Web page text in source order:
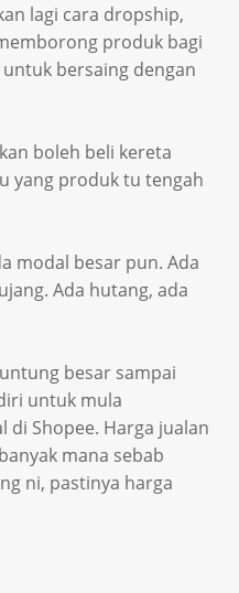
lagi cara dropship,
produk bagi
bersaing dengan
boleh beli kereta
yang produk tu tengah
modal besar pun. Ada
Ada hutang, ada
besar sampai
untuk mula
Shopee. Harga jualan
mana sebab
ni, pastinya harga